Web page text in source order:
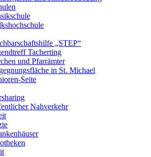
„STEP“
Tacherting
und Pfarrämter
in St. Michael
Seite
Nahverkehr